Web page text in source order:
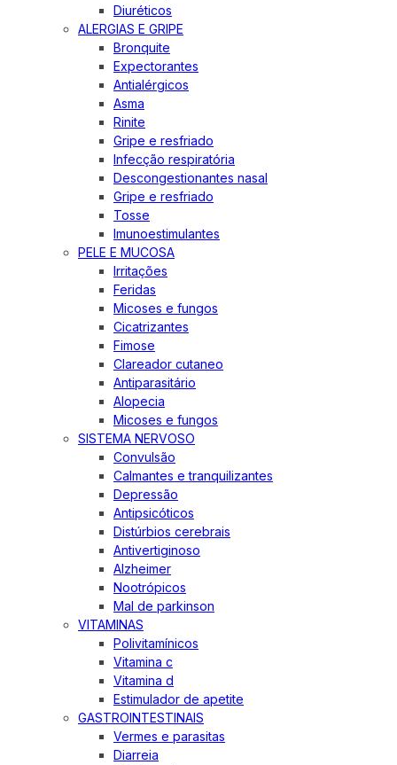
Diuréticos
ALERGIAS E GRIPE
Bronquite
Expectorantes
Antialérgicos
Asma
Rinite
Gripe e resfriado
Infecção respiratória
Descongestionantes nasal
Gripe e resfriado
Tosse
Imunoestimulantes
PELE E MUCOSA
Irritações
Feridas
Micoses e fungos
Cicatrizantes
Fimose
Clareador cutaneo
Antiparasitário
Alopecia
Micoses e fungos
SISTEMA NERVOSO
Convulsão
Calmantes e tranquilizantes
Depressão
Antipsicóticos
Distúrbios cerebrais
Antivertiginoso
Alzheimer
Nootrópicos
Mal de parkinson
VITAMINAS
Polivitamínicos
Vitamina c
Vitamina d
Estimulador de apetite
GASTROINTESTINAIS
Vermes e parasitas
Diarreia